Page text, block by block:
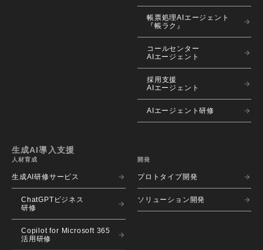
帳票処理AIエージェント
『帳ラク』
コールセンター
AIエージェント
採用支援
AIエージェント
AIエージェント研修
生成AI導入支援
人材育成
生成AI研修サービス
ChatGPTビジネス
研修
Copilot for Microsoft 365
活用研修
開発
プロトタイプ開発
ソリューション開発